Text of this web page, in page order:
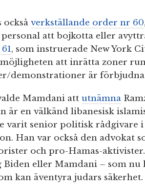
också verkställande order nr 60
att bojkotta eller
, som instruerade New York
att inrätta zoner
demonstrationer är
Mamdani att utnämna
är en välkänd libanesisk
varit senior politisk rådgivare i
Han var också den advokat
och pro-Hamas-aktivister.
Biden eller Mamdani – som nu
kan äventyra judars säkerhet.